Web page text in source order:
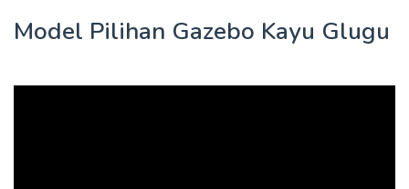
Model Pilihan Gazebo Kayu Glugu